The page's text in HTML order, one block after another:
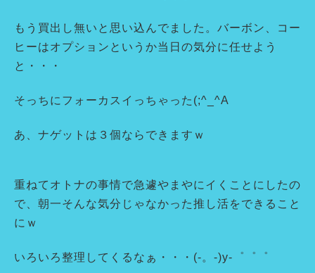
もう買出し無いと思い込んでました。バーボン、コー
ヒーはオプションというか当日の気分に任せよう
と・・・
そっちにフォーカスイっちゃった(;^_^A
あ、ナゲットは３個ならできますｗ
重ねてオトナの事情で急遽やまやにイくことにしたの
で、朝一そんな気分じゃなかった推し活をできること
にｗ
いろいろ整理してくるなぁ・・・(-。-)y-゜゜゜